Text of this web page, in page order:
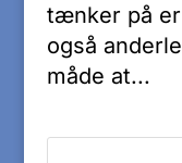
tænker på
også
måde at...